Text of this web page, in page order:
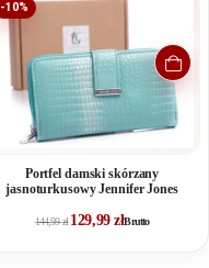
-10%
Portfel damski skórzany
jasnoturkusowy Jennifer Jones
144,99zł 129,99złBrutto